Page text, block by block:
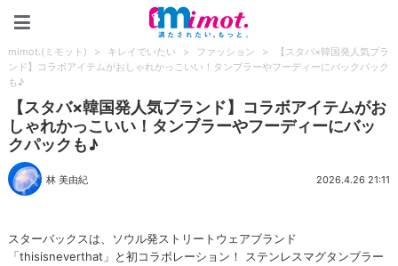
mimot.(ミモット) > キレイでいたい > ファッション >
【スタバ×韓国発人気ブラ
ンド】コラボアイテムがおしゃれかっこいい！タンブラーやフーディーにバックパック
も♪
【スタバ×韓国発人気ブランド】コラボアイテムがお
しゃれかっこいい！タンブラーやフーディーにバッ
クパックも♪
林 美由紀 2026.4.26 21:11
スターバックスは、ソウル発ストリートウェアブランド
「thisisneverthat」と初コラボレーション！ ステンレスマグタンブラー